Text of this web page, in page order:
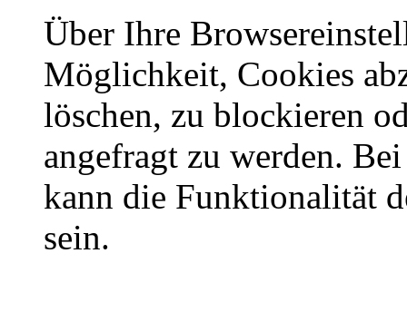
Über Ihre
Möglichkeit, Cookies
löschen, zu blockieren
angefragt zu werden.
kann die Funktionalität
sein.